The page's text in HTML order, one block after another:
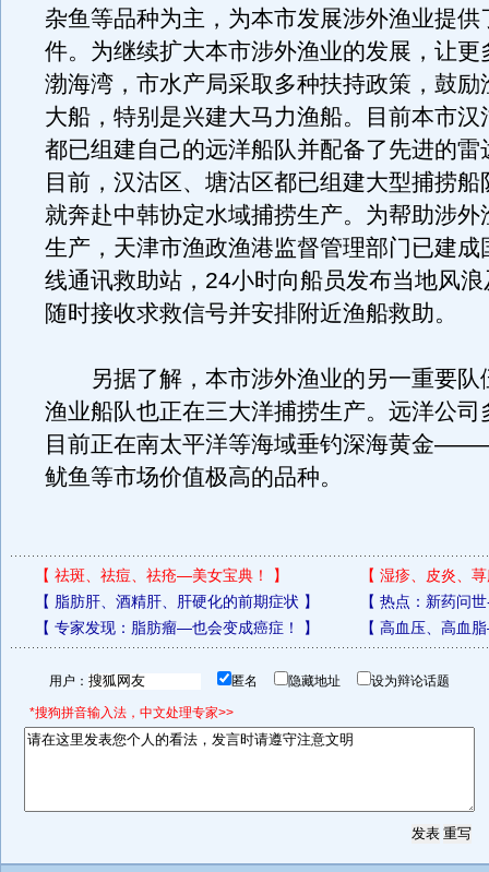
杂鱼等品种为主，为本市发展涉外渔业提供
件。为继续扩大本市涉外渔业的发展，让更
渤海湾，市水产局采取多种扶持政策，鼓励
大船，特别是兴建大马力渔船。目前本市汉
都已组建自己的远洋船队并配备了先进的雷
目前，汉沽区、塘沽区都已组建大型捕捞船
就奔赴中韩协定水域捕捞生产。为帮助涉外
生产，天津市渔政渔港监督管理部门已建成
线通讯救助站，24小时向船员发布当地风
随时接收求救信号并安排附近渔船救助。
另据了解，本市涉外渔业的另一重要队
渔业船队也正在三大洋捕捞生产。远洋公司
目前正在南太平洋等海域垂钓深海黄金
鱿鱼等市场价值极高的品种。
【 祛斑、祛痘、祛疮—美女宝典！ 】 【 湿疹、皮炎、
【 脂肪肝、酒精肝、肝硬化的前期症状 】 【 热点：新药问
【 专家发现：脂肪瘤—也会变成癌症！ 】 【 高血压、高血
用户： 匿名 隐藏地址 设为辩论话题
*搜狗拼音输入法，中文处理专家>>